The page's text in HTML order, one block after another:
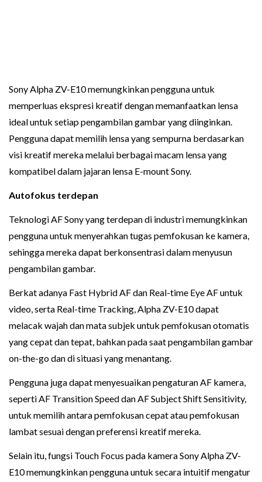
Sony Alpha ZV-E10 memungkinkan pengguna untuk
memperluas ekspresi kreatif dengan memanfaatkan lensa
ideal untuk setiap pengambilan gambar yang diinginkan.
Pengguna dapat memilih lensa yang sempurna berdasarkan
visi kreatif mereka melalui berbagai macam lensa yang
kompatibel dalam jajaran lensa E-mount Sony.
Autofokus terdepan
Teknologi AF Sony yang terdepan di industri memungkinkan
pengguna untuk menyerahkan tugas pemfokusan ke kamera,
sehingga mereka dapat berkonsentrasi dalam menyusun
pengambilan gambar.
Berkat adanya Fast Hybrid AF dan Real-time Eye AF untuk
video, serta Real-time Tracking, Alpha ZV-E10 dapat
melacak wajah dan mata subjek untuk pemfokusan otomatis
yang cepat dan tepat, bahkan pada saat pengambilan gambar
on-the-go dan di situasi yang menantang.
Pengguna juga dapat menyesuaikan pengaturan AF kamera,
seperti AF Transition Speed dan AF Subject Shift Sensitivity,
untuk memilih antara pemfokusan cepat atau pemfokusan
lambat sesuai dengan preferensi kreatif mereka.
Selain itu, fungsi Touch Focus pada kamera Sony Alpha ZV-
E10 memungkinkan pengguna untuk secara intuitif mengatur